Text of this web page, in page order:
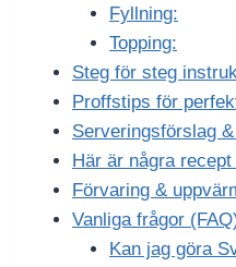
Fyllning:
Topping:
Steg för steg
Proffstips för
Serveringsförslag
Här är några
Förvaring &
Vanliga frågor
Kan jag göra